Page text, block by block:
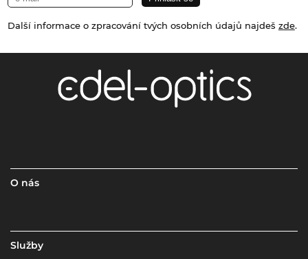
Další informace o zpracování tvých osobních údajů najdeš zde.
O nás
Služby